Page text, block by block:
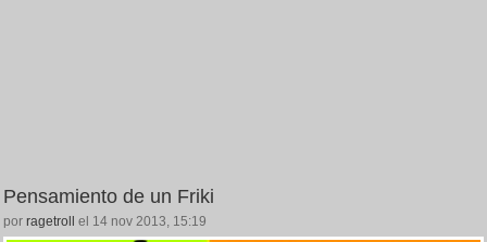
Pensamiento de un Friki
por ragetroll el 14 nov 2013, 15:19